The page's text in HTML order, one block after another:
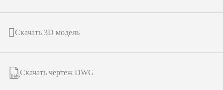
Скачать 3D модель
Скачать чертеж DWG